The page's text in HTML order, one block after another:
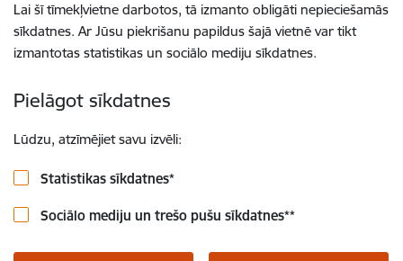
Lai šī tīmekļvietne darbotos, tā izmanto obligāti nepieciešamās
sīkdatnes. Ar Jūsu piekrišanu papildus šajā vietnē var tikt
izmantotas statistikas un sociālo mediju sīkdatnes.
Pielāgot sīkdatnes
Lūdzu, atzīmējiet savu izvēli:
Statistikas sīkdatnes*
Sociālo mediju un trešo pušu sīkdatnes**